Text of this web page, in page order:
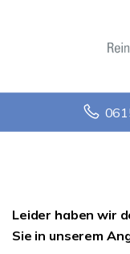
Leider haben wir
Sie in unserem